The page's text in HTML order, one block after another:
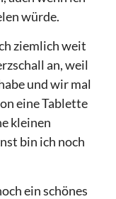
würde.
ziemlich weit
an, weil
und wir mal
eine Tablette
kleinen
bin ich noch
ein schönes